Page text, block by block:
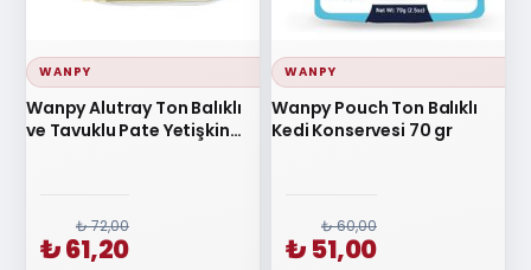
WANPY
Wanpy Alutray Ton Balıklı
ve Tavuklu Pate Yetişkin
₺ 72,00
₺ 61,20
WANPY
Wanpy Pouch Ton Balıklı
Kedi Konservesi 70 gr
₺ 60,00
₺ 51,00